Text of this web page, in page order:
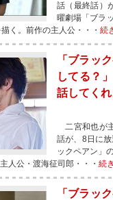
話（最終話）
曜劇場「ブラ
く。前作の主人公・・・ 続
「ブラッ
してる？
話してくれ
二宮和也が
話が、8日に
ックペアン」
人公・渡海征司郎・・・ 続
「ブラッ